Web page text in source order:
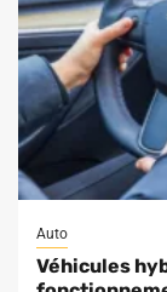
Auto
Véhicules